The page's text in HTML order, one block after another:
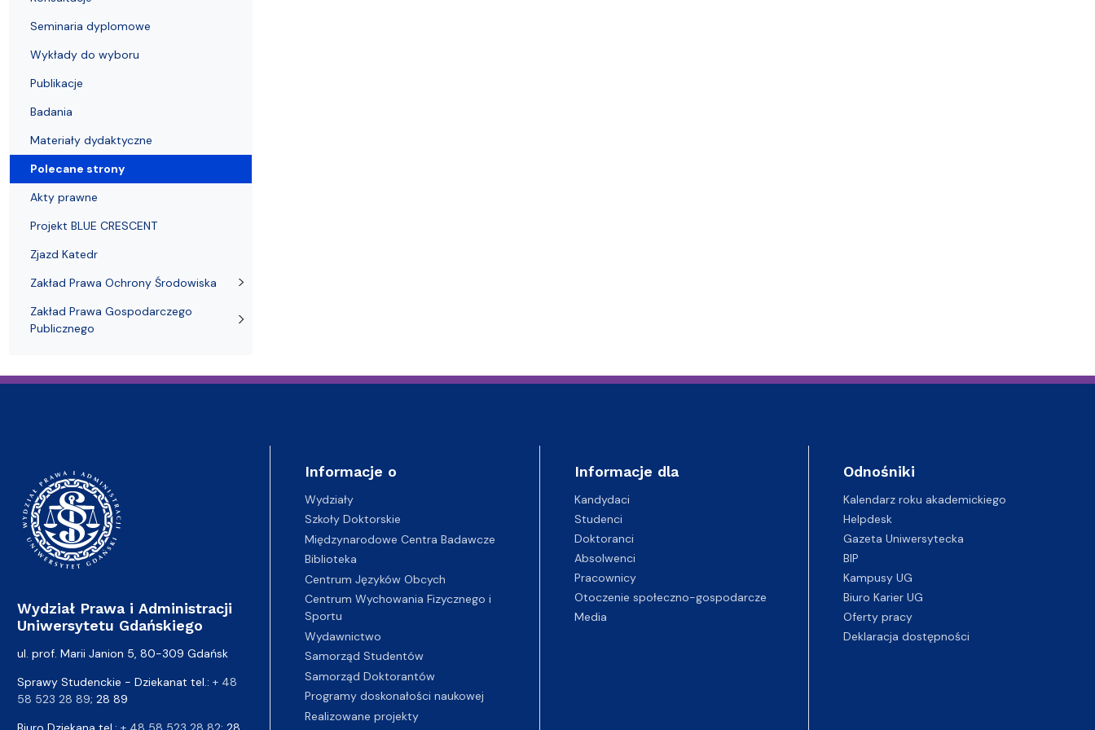
Seminaria dyplomowe
Wykłady do wyboru
Publikacje
Badania
Materiały dydaktyczne
Polecane strony
Akty prawne
Projekt BLUE CRESCENT
Zjazd Katedr
Zakład Prawa Ochrony Środowiska
Zakład Prawa Gospodarczego
Publicznego
Wydział Prawa i Administracji
Uniwersytetu Gdańskiego
ul. prof. Marii Janion 5, 80-309 Gdańsk
Sprawy Studenckie - Dziekanat tel.: + 48
58 523 28 89; 28 89
Informacje o
Wydziały
Szkoły Doktorskie
Międzynarodowe Centra Badawcze
Biblioteka
Centrum Języków Obcych
Centrum Wychowania Fizycznego i
Sportu
Wydawnictwo
Samorząd Studentów
Samorząd Doktorantów
Programy doskonałości naukowej
Realizowane projekty
Informacje dla
Kandydaci
Studenci
Doktoranci
Absolwenci
Pracownicy
Otoczenie społeczno-gospodarcze
Media
Odnośniki
Kalendarz roku akademickiego
Helpdesk
Gazeta Uniwersytecka
BIP
Kampusy UG
Biuro Karier UG
Oferty pracy
Deklaracja dostępności